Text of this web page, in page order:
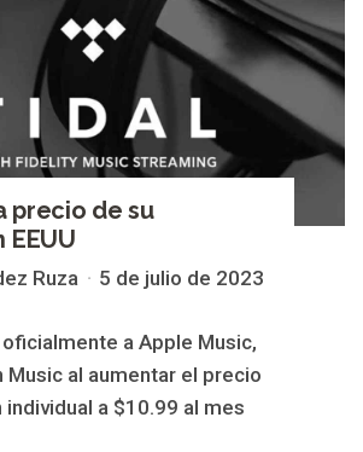
precio de su
Ruza
5 de julio de 2023
a Apple Music,
Music al aumentar el precio
a $10.99 al mes